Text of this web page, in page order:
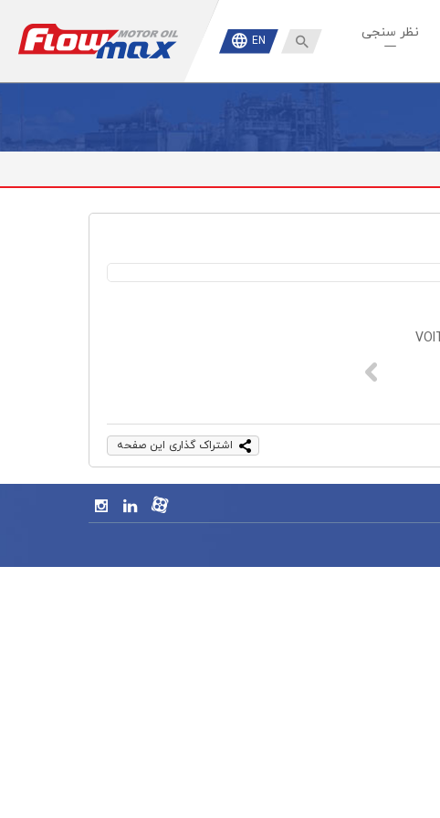
نظر سنجی
 EN
اشتراک گذاری این صفحه